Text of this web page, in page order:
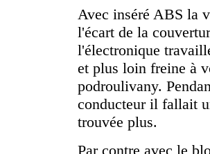
Avec inséré ABS la
l'écart de la
l'électronique
et plus loin freine à
podroulivany.
conducteur il fallait
trouvée plus.
Par contre avec le